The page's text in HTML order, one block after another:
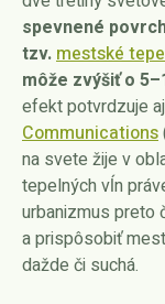
spevnené
tzv.mestské
môže zvýšiť o
efekt potvrdzuje
Communications
na svete žije v
tepelných vĺn
urbanizmus preto
a prispôsobiť
dažde či suchá.